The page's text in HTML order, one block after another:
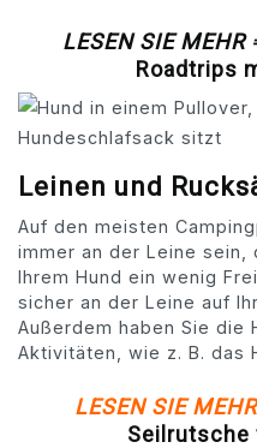
LESEN SIE MEHR
Roadtrips
Leinen und
Auf den meisten
immer an der Leine sein,
Ihrem Hund ein wenig
sicher an der Leine auf
Außerdem haben Sie die
Aktivitäten, wie z. B. das
LESEN SIE
Seilrutsche